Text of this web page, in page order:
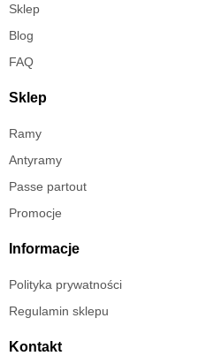
Sklep
Blog
FAQ
Sklep
Ramy
Antyramy
Passe partout
Promocje
Informacje
Polityka prywatności
Regulamin sklepu
Kontakt